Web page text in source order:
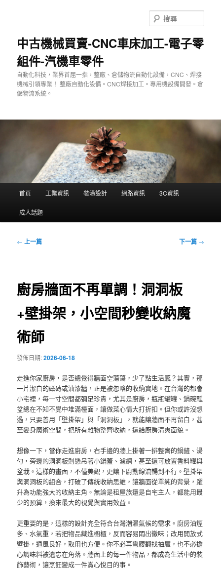
中古機械買賣-CNC車床加工-電子零
組件-汽機車零件
自動化科技，業界首屈一指，整廠、倉儲物流自動化設備，CNC、焊接
機械引領專業！ 整廠自動化設備。CNC焊接加工。專用機設備開發。倉
儲物流系統。
尋
單
首頁 工業資訊 裝潢設計 網路資訊 3C資訊
成人話題
文
← 上一篇 下一篇 →
廚房牆面不再單調！洞洞板
+壁掛架，小空間秒變收納魔
術師
發佈日期:2026-06-18
走進你家廚房，是否總覺得牆面空蕩蕩，少了點生活感？其實，那
一片潔白的磁磚或油漆牆，正是被忽略的收納寶地。在台灣的都會
小宅裡，每一寸空間都彌足珍貴，尤其是廚房，瓶瓶罐罐、鍋碗瓢
盆總在不知不覺中堆滿檯面，讓做菜心情大打折扣。但你或許沒想
過，只要善用「壁掛架」與「洞洞板」，就能讓牆面不再留白，甚
至變身魔術空間，把所有雜物整齊收納，還給廚房清爽面貌。
想像一下，當你走進廚房，右手邊的牆上掛著一排整齊的鍋鏟、湯
勺，旁邊的洞洞板則懸吊著小鍋蓋、濾網，甚至還可放置香料罐與
盆栽。這樣的畫面，不僅美觀，更讓下廚動線流暢到不行。壁掛架
與洞洞板的組合，打破了傳統收納思維，讓牆面從單純的背景，躍
升為功能強大的收納主角。無論是租屋族還是自宅主人，都能用最
少的預算，換來最大的視覺與實用效益。
更重要的是，這樣的設計完全符合台灣潮濕氣候的需求。廚房油煙
多、水氣重，若把物品藏進櫥櫃，反而容易悶出黴味；改用開放式
壁掛，通風良好，取用也方便。你不必再彎腰翻找抽屜，也不必擔
心調味料被遺忘在角落。牆面上的每一件物品，都成為生活中的裝
飾藝術，讓烹飪變成一件賞心悅目的事。